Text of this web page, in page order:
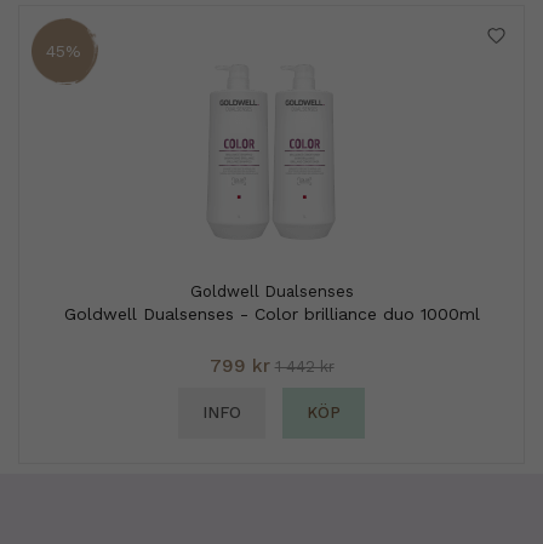
45%
Goldwell Dualsenses
Goldwell Dualsenses - Color brilliance duo 1000ml
799 kr 1 442 kr
INFO KÖP